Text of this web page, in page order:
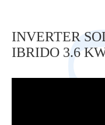
INVERTER
IBRIDO 3.6